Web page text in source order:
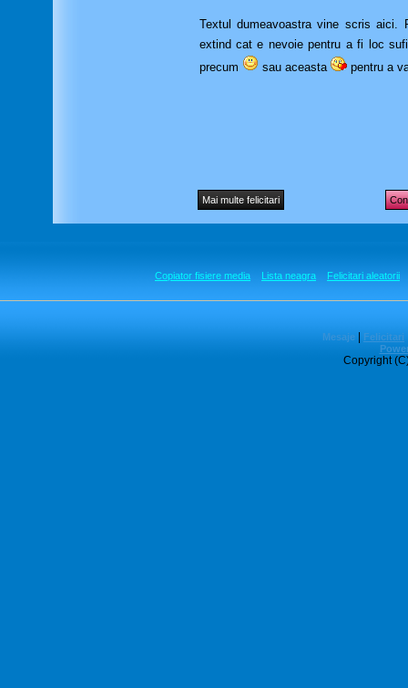
Textul dumeavoastra vine scris aici.
extind cat e nevoie pentru a fi loc
precum
sau aceasta pentru a
Mai multe felicitari
Copiator fisiere media Lista neagra Felicitari aleatorii
Mesaje Felicitari
Copyright